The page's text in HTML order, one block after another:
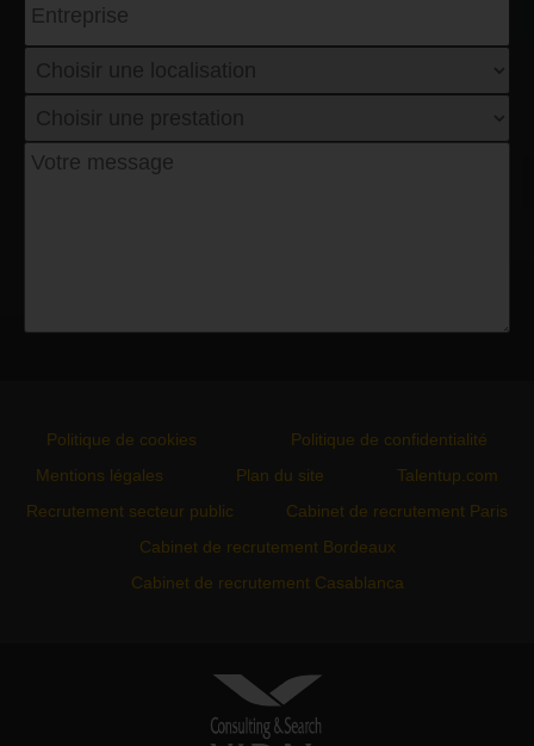
Politique de cookies
Politique de confidentialité
Mentions légales
Plan du site
Talentup.com
Recrutement secteur public
Cabinet de recrutement Paris
Cabinet de recrutement Bordeaux
Cabinet de recrutement Casablanca
VIDAL ASSOCIATES
conseil en recrutement et